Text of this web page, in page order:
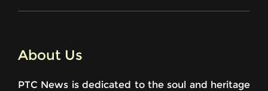
About Us
PTC News is dedicated to the soul and heritage